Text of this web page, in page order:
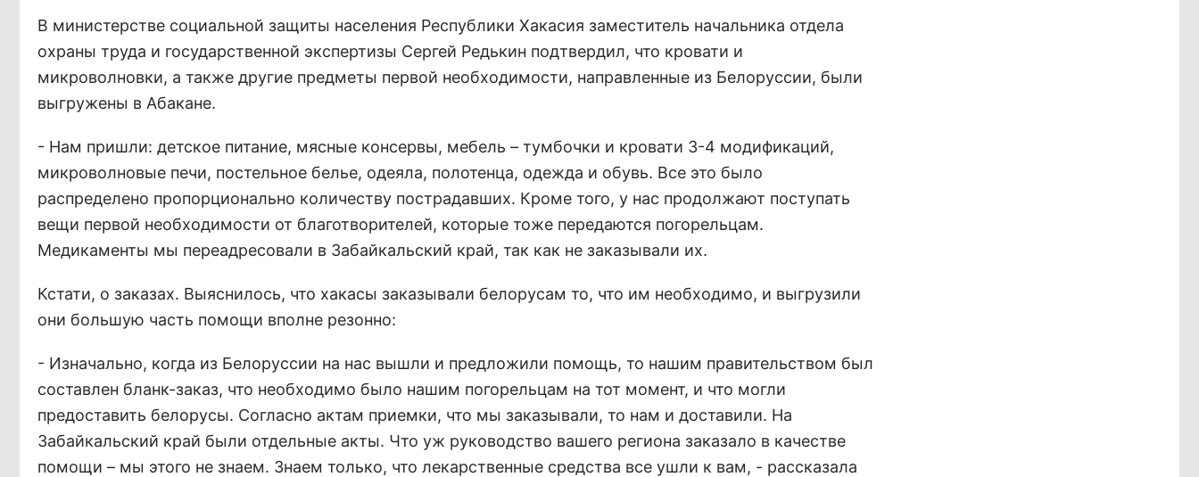
В министерстве социальной защиты населения Республики Хакасия заместитель начальника отдела
охраны труда и государственной экспертизы Сергей Редькин подтвердил, что кровати и
микроволновки, а также другие предметы первой необходимости, направленные из Белоруссии, были
выгружены в Абакане.
- Нам пришли: детское питание, мясные консервы, мебель – тумбочки и кровати 3-4 модификаций,
микроволновые печи, постельное белье, одеяла, полотенца, одежда и обувь. Все это было
распределено пропорционально количеству пострадавших. Кроме того, у нас продолжают поступать
вещи первой необходимости от благотворителей, которые тоже передаются погорельцам.
Медикаменты мы переадресовали в Забайкальский край, так как не заказывали их.
Кстати, о заказах. Выяснилось, что хакасы заказывали белорусам то, что им необходимо, и выгрузили
они большую часть помощи вполне резонно:
- Изначально, когда из Белоруссии на нас вышли и предложили помощь, то нашим правительством был
составлен бланк-заказ, что необходимо было нашим погорельцам на тот момент, и что могли
предоставить белорусы. Согласно актам приемки, что мы заказывали, то нам и доставили. На
Забайкальский край были отдельные акты. Что уж руководство вашего региона заказало в качестве
помощи – мы этого не знаем. Знаем только, что лекарственные средства все ушли к вам, - рассказала